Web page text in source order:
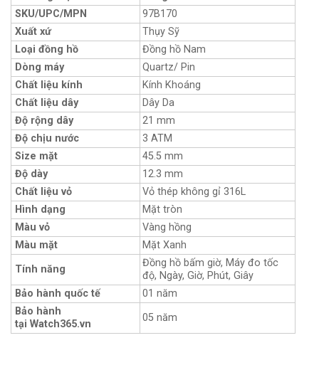
SKU/UPC/MPN
97B170
Xuất xứ
Thụy Sỹ
Loại đồng hồ
Đồng hồ Nam
Dòng máy
Quartz/ Pin
Chất liệu kính
Kính Khoáng
Chất liệu dây
Dây Da
Độ rộng dây
21 mm
Độ chịu nước
3 ATM
Size mặt
45.5 mm
Độ dày
12.3 mm
Chất liệu vỏ
Vỏ thép không gỉ 316L
Hình dạng
Mặt tròn
Màu vỏ
Vàng hồng
Màu mặt
Mặt Xanh
Tính năng
Đồng hồ bấm giờ, Máy đo tốc
độ, Ngày, Giờ, Phút, Giây
Bảo hành quốc tế
01 năm
Bảo hành
tại Watch365.vn
05 năm